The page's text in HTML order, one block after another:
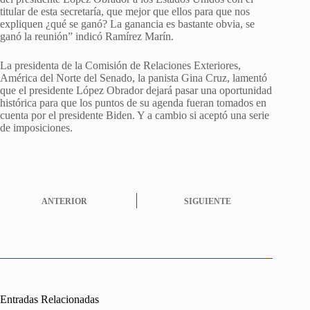
titular de esta secretaría, que mejor que ellos para que nos
expliquen ¿qué se ganó? La ganancia es bastante obvia, se
ganó la reunión” indicó Ramírez Marín.
La presidenta de la Comisión de Relaciones Exteriores,
América del Norte del Senado, la panista Gina Cruz, lamentó
que el presidente López Obrador dejará pasar una oportunidad
histórica para que los puntos de su agenda fueran tomados en
cuenta por el presidente Biden. Y a cambio si aceptó una serie
de imposiciones.
ANTERIOR SIGUIENTE
Entradas Relacionadas